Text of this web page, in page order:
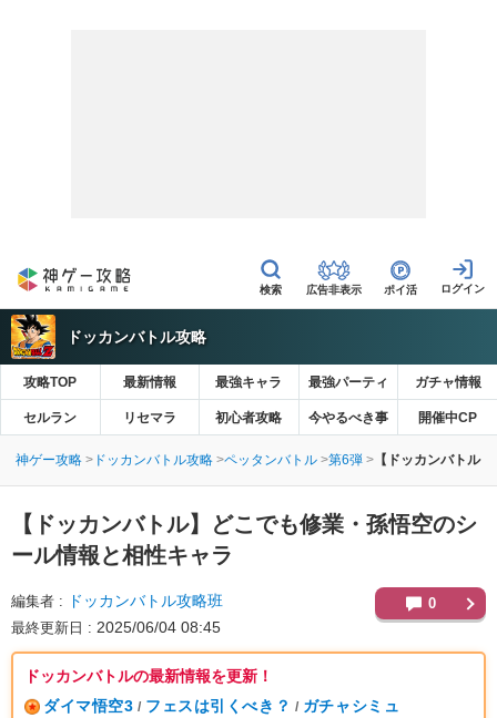
広告非表示 ポイ活
ドッカンバトル攻略
攻略TOP 最新情報 最強キャラ 最強パーティ ガチャ情報
セルラン リセマラ 初心者攻略 今やるべき事 開催中CP
神ゲー攻略 ドッカンバトル攻略 ペッタンバトル 第6弾 【ドッカンバトル
【ドッカンバトル】
どこでも修業・孫悟空のシ
ール情報と相性キャラ
編集者 ドッカンバトル攻略班
最終更新日 2025/06/04 08:45
0
ドッカンバトルの最新情報を更新！
ダイマ悟空3 / フェスは引くべき？ / ガチャシミュ